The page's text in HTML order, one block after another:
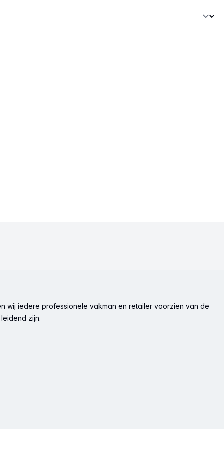
wij iedere professionele vakman en retailer voorzien van de
zijn.